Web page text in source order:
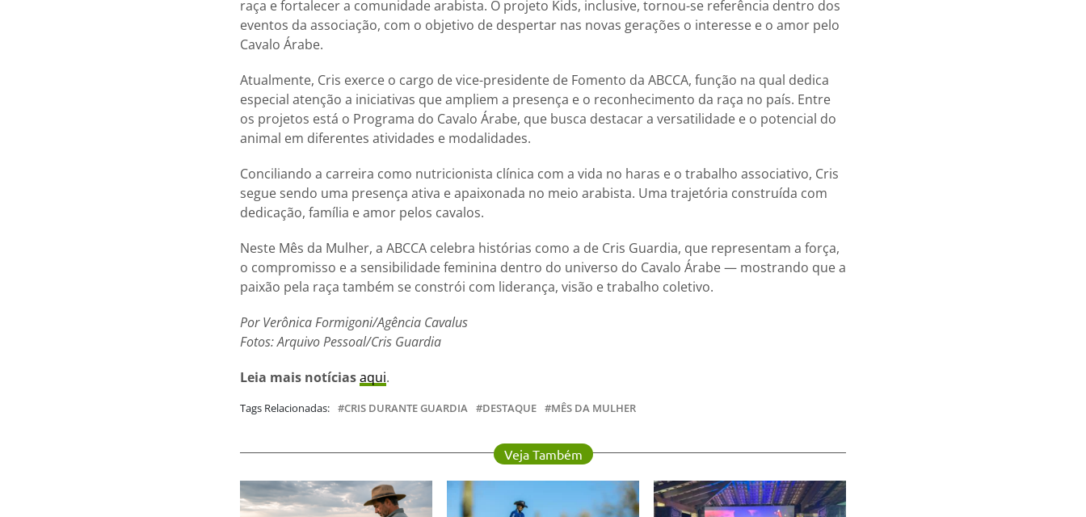
raça e fortalecer a comunidade arabista. O projeto Kids, inclusive, tornou-se referência dentro dos
eventos da associação, com o objetivo de despertar nas novas gerações o interesse e o amor pelo
Cavalo Árabe.
Atualmente, Cris exerce o cargo de vice-presidente de Fomento da ABCCA, função na qual dedica
especial atenção a iniciativas que ampliem a presença e o reconhecimento da raça no país. Entre
os projetos está o Programa do Cavalo Árabe, que busca destacar a versatilidade e o potencial do
animal em diferentes atividades e modalidades.
Conciliando a carreira como nutricionista clínica com a vida no haras e o trabalho associativo, Cris
segue sendo uma presença ativa e apaixonada no meio arabista. Uma trajetória construída com
dedicação, família e amor pelos cavalos.
Neste Mês da Mulher, a ABCCA celebra histórias como a de Cris Guardia, que representam a força,
o compromisso e a sensibilidade feminina dentro do universo do Cavalo Árabe — mostrando que a
paixão pela raça também se constrói com liderança, visão e trabalho coletivo.
Por Verônica Formigoni/Agência Cavalus
Fotos: Arquivo Pessoal/Cris Guardia
Leia mais notíciasaqui.
Tags Relacionadas: CRIS DURANTE GUARDIA DESTAQUE MÊS DA MULHER
Veja Também